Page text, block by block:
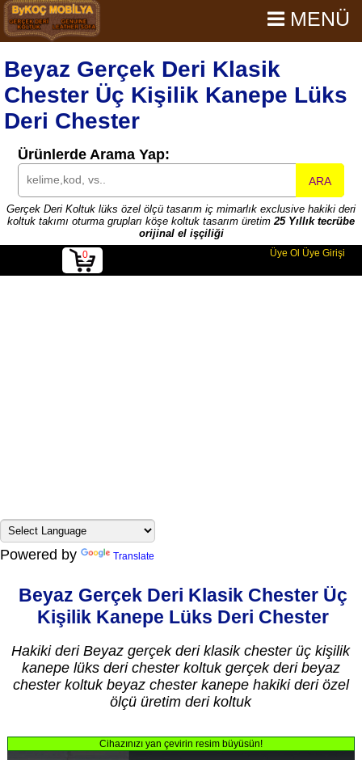
Beyaz Gerçek Deri Klasik
Chester Üç Kişilik Kanepe Lüks
Deri Chester
MENÜ
Ürünlerde Arama Yap:
ARA
Gerçek Deri Koltuk lüks özel ölçü tasarım iç mimarlık exclusive hakiki deri
koltuk takımı oturma grupları köşe koltuk tasarım üretim25 Yıllık tecrübe
orijinal el işçiliği
0 Üye Ol Üye Girişi
Powered by Translate
Beyaz Gerçek Deri Klasik Chester Üç
Kişilik Kanepe Lüks Deri Chester
Hakiki deri Beyaz gerçek deri klasik chester üç kişilik
kanepe lüks deri chester koltuk gerçek deri beyaz
chester koltuk beyaz chester kanepe hakiki deri özel
ölçü üretim deri koltuk
Cihazınızı yan çevirin resim büyüsün!